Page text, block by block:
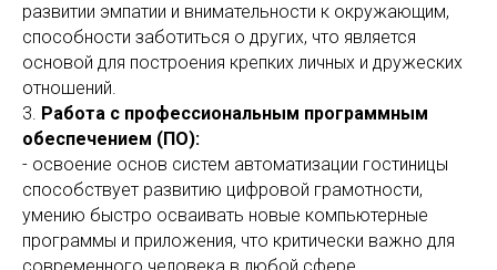
развитии эмпатии и внимательности к окружающим,
способности заботиться о других, что является
основой для построения крепких личных и дружеских
отношений.
3. Работа с профессиональным программным
обеспечением (ПО):
- освоение основ систем автоматизации гостиницы
способствует развитию цифровой грамотности,
умению быстро осваивать новые компьютерные
программы и приложения, что критически важно для